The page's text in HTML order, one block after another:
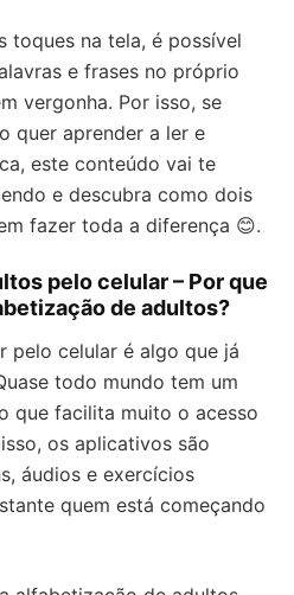
toques na tela, é possível
e frases no próprio
vergonha. Por isso, se
quer aprender a ler e
este conteúdo vai te
e descubra como dois
fazer toda a diferença 😊.
pelo celular – Por que
de adultos?
pelo celular é algo que já
todo mundo tem um
que facilita muito o acesso
os aplicativos são
áudios e exercícios
quem está começando